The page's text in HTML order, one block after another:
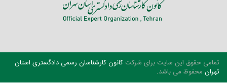
تمامی حقوق این سایت برای شرکت کانون کارشناسان رسمی دادگستری استان
تهران محفوظ می باشد.